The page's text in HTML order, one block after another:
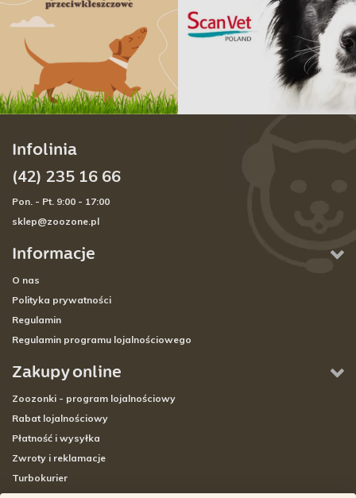
Informacje
O nas
Polityka prywatności
Regulamin
Regulamin programu lojalnościowego
Zakupy online
Zoozonki - program lojalnościowy
Rabat lojalnościowy
Płatność i wysyłka
Zwroty i reklamacje
Turbokurier
Infolinia
(42) 235 16 66
Pon. - Pt. 9:00 - 17:00
sklep@zoozone.pl